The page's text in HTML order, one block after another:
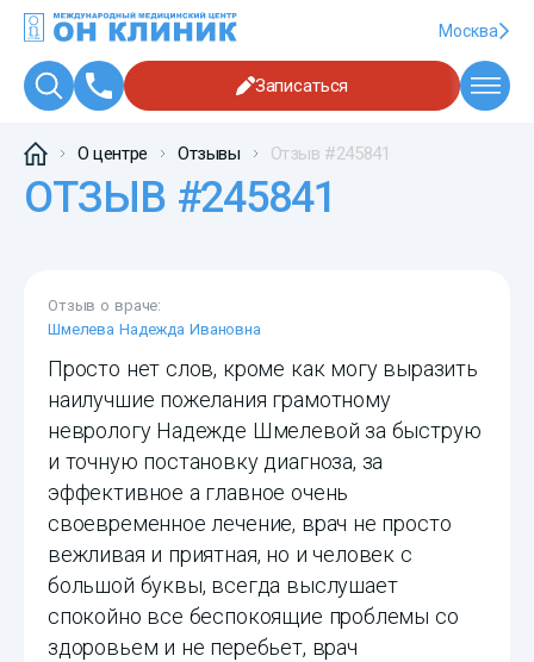
Москва
Записаться
О центре Отзывы Отзыв #245841
ОТЗЫВ #245841
Отзыв о враче:
Шмелева Надежда Ивановна
Просто нет слов, кроме как могу выразить
наилучшие пожелания грамотному
неврологу Надежде Шмелевой за быструю
и точную постановку диагноза, за
эффективное а главное очень
своевременное лечение, врач не просто
вежливая и приятная, но и человек с
большой буквы, всегда выслушает
спокойно все беспокоящие проблемы со
здоровьем и не перебьет, врач